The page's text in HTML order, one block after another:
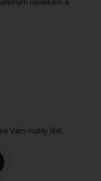
návlekem a
Vám mohly líbit.